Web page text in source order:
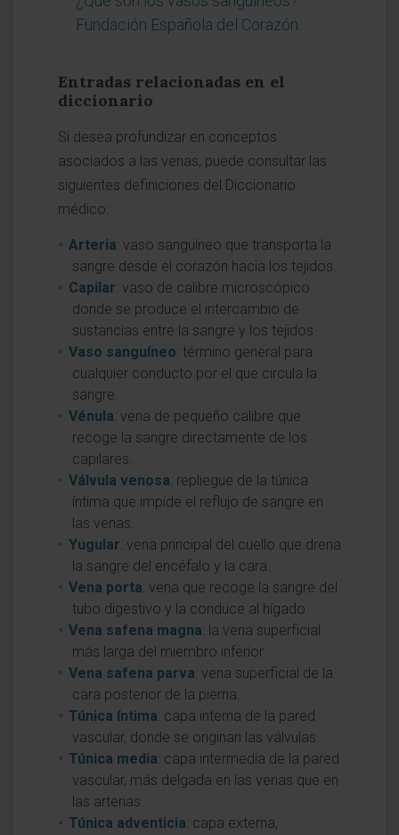
Fundación Española del Corazón
Entradas relacionadas en el
diccionario
Si desea profundizar en conceptos
asociados a las venas, puede consultar las
siguientes definiciones del Diccionario
médico:
Arteria: vaso sanguíneo que transporta la
sangre desde el corazón hacia los tejidos.
Capilar: vaso de calibre microscópico
donde se produce el intercambio de
sustancias entre la sangre y los tejidos.
Vaso sanguíneo: término general para
cualquier conducto por el que circula la
sangre.
Vénula: vena de pequeño calibre que
recoge la sangre directamente de los
capilares.
Válvula venosa: repliegue de la túnica
íntima que impide el reflujo de sangre en
las venas.
Yugular: vena principal del cuello que drena
la sangre del encéfalo y la cara.
Vena porta: vena que recoge la sangre del
tubo digestivo y la conduce al hígado.
Vena safena magna: la vena superficial
más larga del miembro inferior.
Vena safena parva: vena superficial de la
cara posterior de la pierna.
Túnica íntima: capa interna de la pared
vascular, donde se originan las válvulas.
Túnica media: capa intermedia de la pared
vascular, más delgada en las venas que en
las arterias.
Túnica adventicia: capa externa,